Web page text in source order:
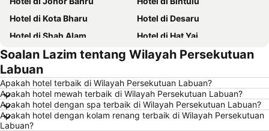
Hotel di Kota Bharu
Hotel di Desaru
Hotel di Shah Alam
Hotel di Hat Yai
Hotel di Batu Ferringhi
Hotel di Miri
Hotel di Georgetown
Hotel di Taiping
Hotel di Singapore
Hotel di Seremban
Hotel di Cherating
Hotel di Brinchang
Hotel di Perlis
Soalan Lazim tentang Wilayah Persekutuan
Labuan
Apakah hotel terbaik di Wilayah Persekutuan Labuan?
Apakah hotel mewah terbaik di Wilayah Persekutuan Labuan?
Apakah hotel dengan spa terbaik di Wilayah Persekutuan Labuan?
Apakah hotel dengan kolam renang terbaik di Wilayah Persekutuan
Labuan?